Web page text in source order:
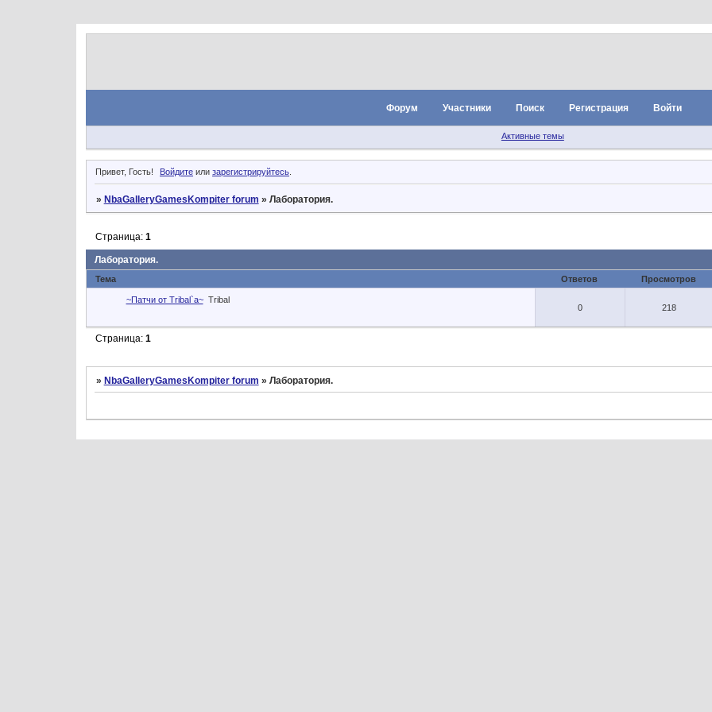
Форум Участники Поиск Регистрация Войти
Активные темы
Привет, Гость! Войдите илизарегистрируйтесь.
» NbaGalleryGamesKompiter forum » Лаборатория.
Лаборатория.
Страница: 1
Тема Ответов Просмотров
~Патчи от Tribal`a~ Tribal
0
218
Страница: 1
» NbaGalleryGamesKompiter forum » Лаборатория.